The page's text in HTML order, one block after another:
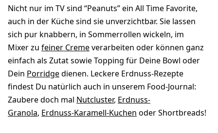
Nicht nur im TV sind “Peanuts” ein All Time Favorite,
auch in der Küche sind sie unverzichtbar. Sie lassen
sich pur knabbern, in Sommerrollen wickeln, im
Mixerzu feiner Cremeverarbeiten oder können ganz
einfach als Zutat sowie Topping für Deine Bowl oder
Dein Porridgedienen. Leckere Erdnuss-Rezepte
findest Du natürlich auch in unserem Food-Journal:
Zaubere doch mal Nutcluster, Erdnuss-
Granola, Erdnuss-Karamell-Kuchen oder Shortbreads!